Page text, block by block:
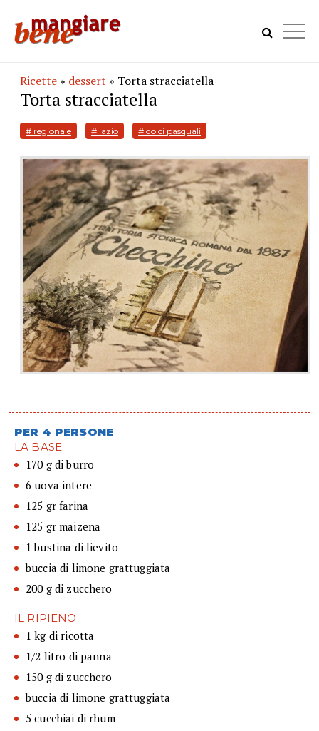
Ricette » dessert » Torta stracciatella
Torta stracciatella
# regionale # lazio # dolci pasquali
PER 4 PERSONE
LA BASE:
170 g di burro
6 uova intere
125 gr farina
125 gr maizena
1 bustina di lievito
buccia di limone grattuggiata
200 g di zucchero
IL RIPIENO:
1 kg di ricotta
1/2 litro di panna
150 g di zucchero
buccia di limone grattuggiata
5 cucchiai di rhum